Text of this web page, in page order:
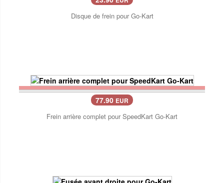
Disque de frein pour Go-Kart
77.90 EUR
Frein arrière complet pour SpeedKart Go-Kart